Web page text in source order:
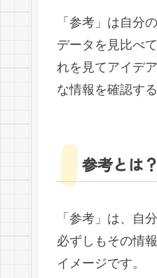
「参考」は自分
データを見比べ
れを見てアイデ
な情報を確認す
参考とは？
「参考」は、自
必ずしもその情
イメージです。